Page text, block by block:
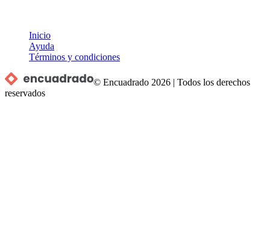
Inicio
Ayuda
Términos y condiciones
© Encuadrado 2026 |Todos los derechos
reservados